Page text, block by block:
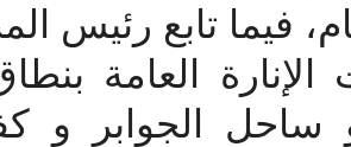
تابع رئيس
العامة بنطاق
الجوابر و كفر